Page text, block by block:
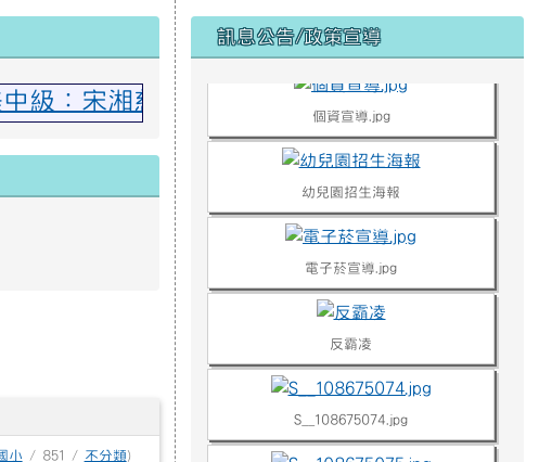
宋湘慈 撒奇萊雅中級：羅永珈、林菁閎
小 / 851 / 不分類)
右邊區域內容
訊息公告/政策宣導
1708481928772.jpg